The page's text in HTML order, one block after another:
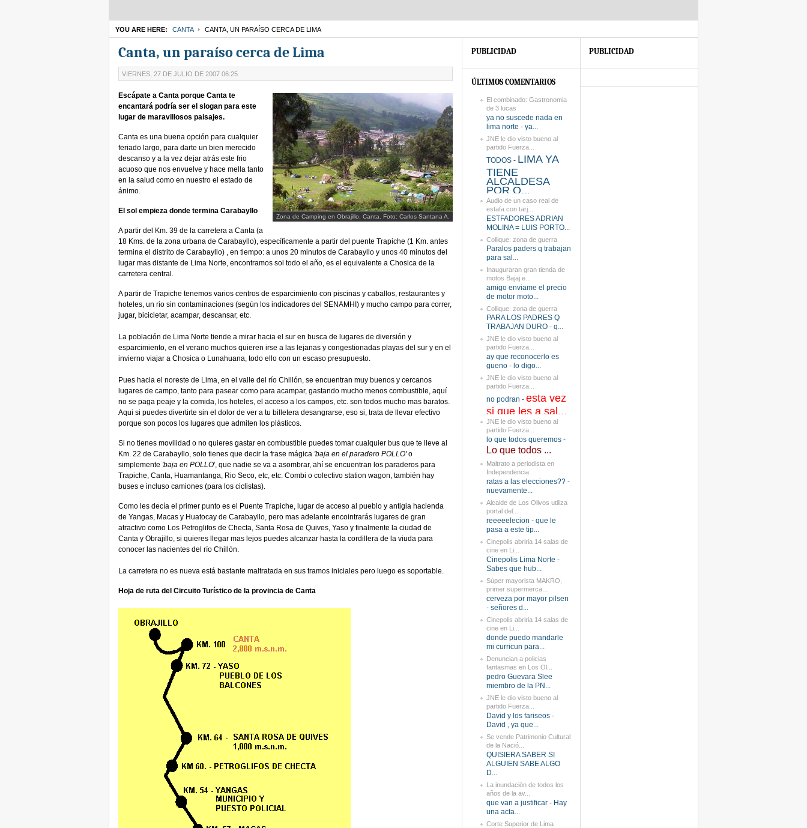
YOU ARE HERE: CANTA CANTA, UN PARAÍSO CERCA DE LIMA
Canta, un paraíso cerca de Lima
VIERNES, 27 DE JULIO DE 2007 06:25
Zona de Camping en Obrajillo, Canta. Foto: Carlos Santana A.
Escápate a Canta porque Canta te
encantará podría ser el slogan para este
lugar de maravillosos paisajes.
Canta es una buena opción para cualquier
feriado largo, para darte un bien merecido
descanso y a la vez dejar atrás este frio
acuoso que nos envuelve y hace mella tanto
en la salud como en nuestro el estado de
ánimo.
El sol empieza donde termina Carabayllo
A partir del Km. 39 de la carretera a Canta (a
18 Kms. de la zona urbana de Carabayllo), específicamente a partir del puente Trapiche (1 Km. antes
termina el distrito de Carabayllo) , en tiempo: a unos 20 minutos de Carabayllo y unos 40 minutos del
lugar mas distante de Lima Norte, encontramos sol todo el año, es el equivalente a Chosica de la
carretera central.
A partir de Trapiche tenemos varios centros de esparcimiento con piscinas y caballos, restaurantes y
hoteles, un rio sin contaminaciones (según los indicadores del SENAMHI) y mucho campo para correr,
jugar, bicicletar, acampar, descansar, etc.
La población de Lima Norte tiende a mirar hacia el sur en busca de lugares de diversión y
esparcimiento, en el verano muchos quieren irse a las lejanas y congestionadas playas del sur y en el
invierno viajar a Chosica o Lunahuana, todo ello con un escaso presupuesto.
Pues hacia el noreste de Lima, en el valle del río Chillón, se encuentran muy buenos y cercanos
lugares de campo, tanto para pasear como para acampar, gastando mucho menos combustible, aquí
no se paga peaje y la comida, los hoteles, el acceso a los campos, etc. son todos mucho mas baratos.
Aqui si puedes divertirte sin el dolor de ver a tu billetera desangrarse, eso si, trata de llevar efectivo
porque son pocos los lugares que admiten los plásticos.
Si no tienes movilidad o no quieres gastar en combustible puedes tomar cualquier bus que te lleve al
Km. 22 de Carabayllo, solo tienes que decir la frase mágica 'baja en el paradero POLLO'o
simplemente 'baja en POLLO', que nadie se va a asombrar, ahí se encuentran los paraderos para
Trapiche, Canta, Huamantanga, Rio Seco, etc, etc. Combi o colectivo station wagon, también hay
buses e incluso camiones (para los ciclistas).
Como les decía el primer punto es el Puente Trapiche, lugar de acceso al pueblo y antigia hacienda
de Yangas, Macas y Huatocay de Carabayllo, pero mas adelante encointrarás lugares de gran
atractivo como Los Petroglifos de Checta, Santa Rosa de Quives, Yaso y finalmente la ciudad de
Canta y Obrajillo, si quieres llegar mas lejos puedes alcanzar hasta la cordillera de la viuda para
conocer las nacientes del río Chillón.
La carretera no es nueva está bastante maltratada en sus tramos iniciales pero luego es soportable.
Hoja de ruta del Circuito Turístico de la provincia de Canta
PUBLICIDAD
ÚLTIMOS COMENTARIOS
El combinado: Gastronomia
de 3 lucas
ya no suscede nada en
lima norte - ya...
JNE le dio visto bueno al
partido Fuerza...
TODOS - LIMA YA
TIENE
ALCALDESA
POR Q...
Audio de un caso real de
estafa con tarj...
ESTFADORES ADRIAN
MOLINA = LUIS PORTO...
Collique: zona de guerra
Paralos paders q trabajan
para sal...
Inauguraran gran tienda de
motos Bajaj e...
amigo enviame el precio
de motor moto...
Collique: zona de guerra
PARA LOS PADRES Q
TRABAJAN DURO - q...
JNE le dio visto bueno al
partido Fuerza...
ay que reconocerlo es
gueno - lo digo...
JNE le dio visto bueno al
partido Fuerza...
no podran - esta vez
si que les a sal...
JNE le dio visto bueno al
partido Fuerza...
lo que todos queremos -
Lo que todos ...
Maltrato a periodista en
Independencia
ratas a las elecciones?? -
nuevamente...
Alcalde de Los Olivos utiliza
portal del...
reeeeelecion - que le
pasa a este tip...
Cinepolis abriria 14 salas de
cine en Li...
Cinepolis Lima Norte -
Sabes que hub...
Súper mayorista MAKRO,
primer supermerca...
cerveza por mayor pilsen
- señores d...
Cinepolis abriria 14 salas de
cine en Li...
donde puedo mandarle
mi curricun para...
Denuncian a policias
fantasmas en Los Ol...
pedro Guevara Slee
miembro de la PN...
JNE le dio visto bueno al
partido Fuerza...
David y los fariseos -
David , ya que...
Se vende Patrimonio Cultural
de la Nació...
QUISIERA SABER SI
ALGUIEN SABE ALGO
D...
La inundación de todos los
años de la av...
que van a justificar - Hay
una acta...
Corte Superior de Lima
PUBLICIDAD